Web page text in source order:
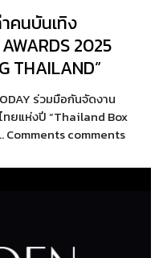
คนบันเทิง
2025
THAILAND”
ร่วมมือกันจัดงาน
ยแห่งปี “Thailand Box
Comments comments